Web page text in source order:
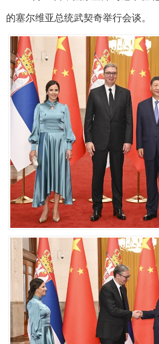
的塞尔维亚总统武契奇举行会谈。